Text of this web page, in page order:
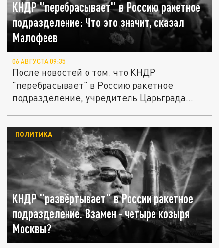
КНДР "перебрасывает" в Россию ракетное
подразделение: Что это значит, сказал
Малофеев
06 АВГУСТА 09:35
После новостей о том, что КНДР
"перебрасывает" в Россию ракетное
подразделение, учредитель Царьграда...
КНДР "развёртывает" в России ракетное
подразделение. Взамен - четыре козыря
Москвы?
ПОЛИТИКА